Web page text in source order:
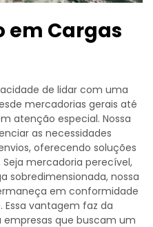
em Cargas
de lidar com uma
mercadorias gerais até
atenção especial. Nossa
as necessidades
oferecendo soluções
mercadoria perecível,
sobredimensionada, nossa
em conformidade
vantagem faz da
empresas que buscam um